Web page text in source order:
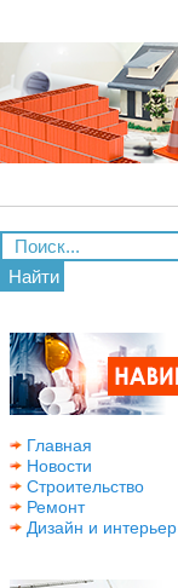
Найти
Главная
Новости
Строительство
Ремонт
Дизайн и интерьер